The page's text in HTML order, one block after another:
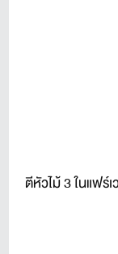
ตีหัวไม้ 3 ในแฟร์